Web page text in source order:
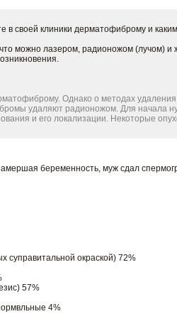
в своей клиники дерматофиброму и
можно лазером, радионожом (лучом)
Однако о методах
удаляют радионожом. Для начала
и его локализации. Некоторые
беременность, муж сдал
суправитальной окраской) 72%
57%
4%